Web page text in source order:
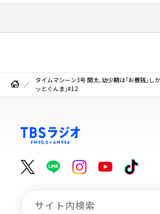
タイムマシーン3号 関太、幼少期は「お賽銭」し
ッとぐんま」#12